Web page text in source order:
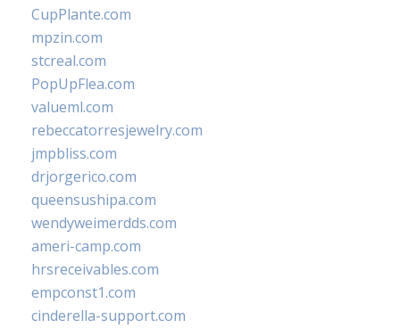
CupPlante.com
mpzin.com
stcreal.com
PopUpFlea.com
valueml.com
rebeccatorresjewelry.com
jmpbliss.com
drjorgerico.com
queensushipa.com
wendyweimerdds.com
ameri-camp.com
hrsreceivables.com
empconst1.com
cinderella-support.com